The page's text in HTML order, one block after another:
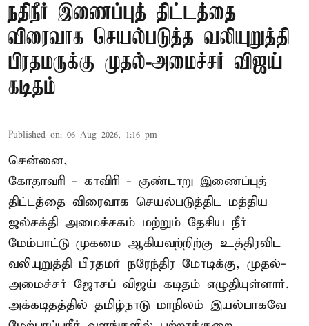
நதிநீர் இணைப்புத் திட்டத்தை
விரைவாக செயல்படுத்த வலியுறுத்தி
பிரதமருக்கு முதல்-அமைச்சர் விஜய்
கடிதம்
Published on: 06 Aug 2026, 1:16 pm
சென்னை,
கோதாவரி - காவிரி - குண்டாறு இணைப்புத்
திட்டத்தை விரைவாக செயல்படுத்திட மத்திய
ஜல்சக்தி அமைச்சகம் மற்றும் தேசிய நீர்
மேம்பாட்டு முகமை ஆகியவற்றிற்கு உத்திரவிட
வலியுறுத்தி பிரதமர் நரேந்திர மோடிக்கு, முதல்-
அமைச்சர் ஜோசப் விஜய் கடிதம் எழுதியுள்ளார்.
அக்கடிதத்தில் தமிழ்நாடு மாநிலம் இயல்பாகவே